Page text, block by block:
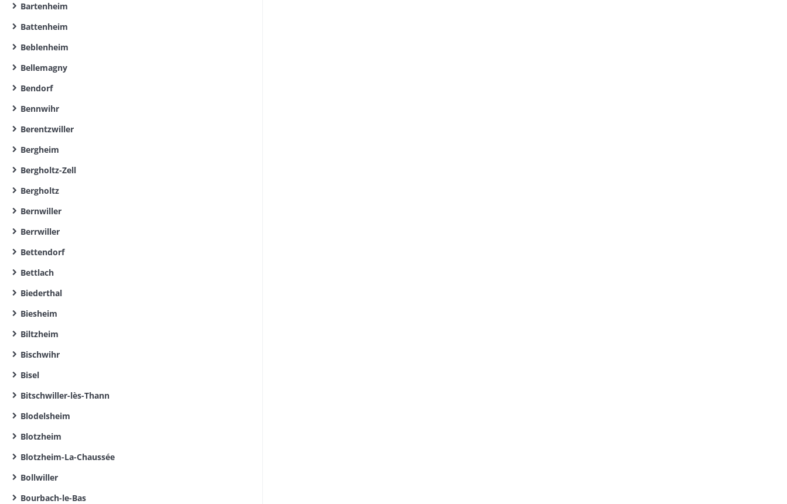
Bartenheim
Battenheim
Beblenheim
Bellemagny
Bendorf
Bennwihr
Berentzwiller
Bergheim
Bergholtz-Zell
Bergholtz
Bernwiller
Berrwiller
Bettendorf
Bettlach
Biederthal
Biesheim
Biltzheim
Bischwihr
Bisel
Bitschwiller-lès-Thann
Blodelsheim
Blotzheim
Blotzheim-La-Chaussée
Bollwiller
Bourbach-le-Bas